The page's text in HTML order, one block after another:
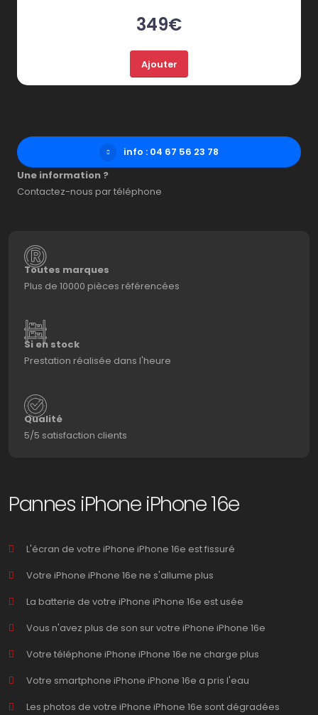
349€
Ajouter
info : 04 67 56 23 78
Une information ?
Contactez-nous par téléphone
Toutes marques
Plus de 10000 pièces référencées
Si en stock
Prestation réalisée dans l'heure
Qualité
5/5 satisfaction clients
Pannes iPhone iPhone 16e
L'écran de votre iPhone iPhone 16e est fissuré
Votre iPhone iPhone 16e ne s'allume plus
La batterie de votre iPhone iPhone 16e est usée
Vous n'avez plus de son sur votre iPhone iPhone 16e
Votre téléphone iPhone iPhone 16e ne charge plus
Votre smartphone iPhone iPhone 16e a pris l'eau
Les photos de votre iPhone iPhone 16e sont dégradées